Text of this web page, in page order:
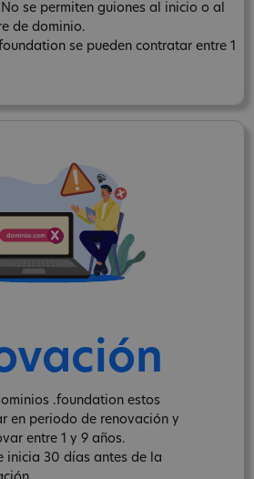
se permiten guiones al inicio o al
de dominio.
se pueden contratar entre 1
.foundation estos
en periodo de renovación y
entre 1 y 9 años.
inicia 30 días antes de la